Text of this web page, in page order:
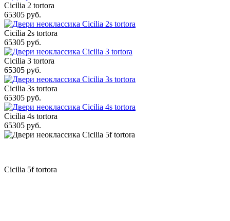
Cicilia 2 tortora
65305 руб.
Cicilia 2s tortora
65305 руб.
Cicilia 3 tortora
65305 руб.
Cicilia 3s tortora
65305 руб.
Cicilia 4s tortora
65305 руб.
Cicilia 5f tortora